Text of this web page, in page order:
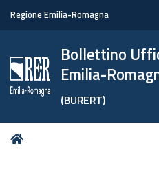
Regione Emilia-Romagna
Bollettino
Emilia-
(BURERT)
Tu